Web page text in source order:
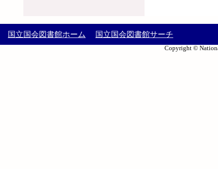
国立国会図書館ホーム 国立国会図書館サーチ
Copyright ©